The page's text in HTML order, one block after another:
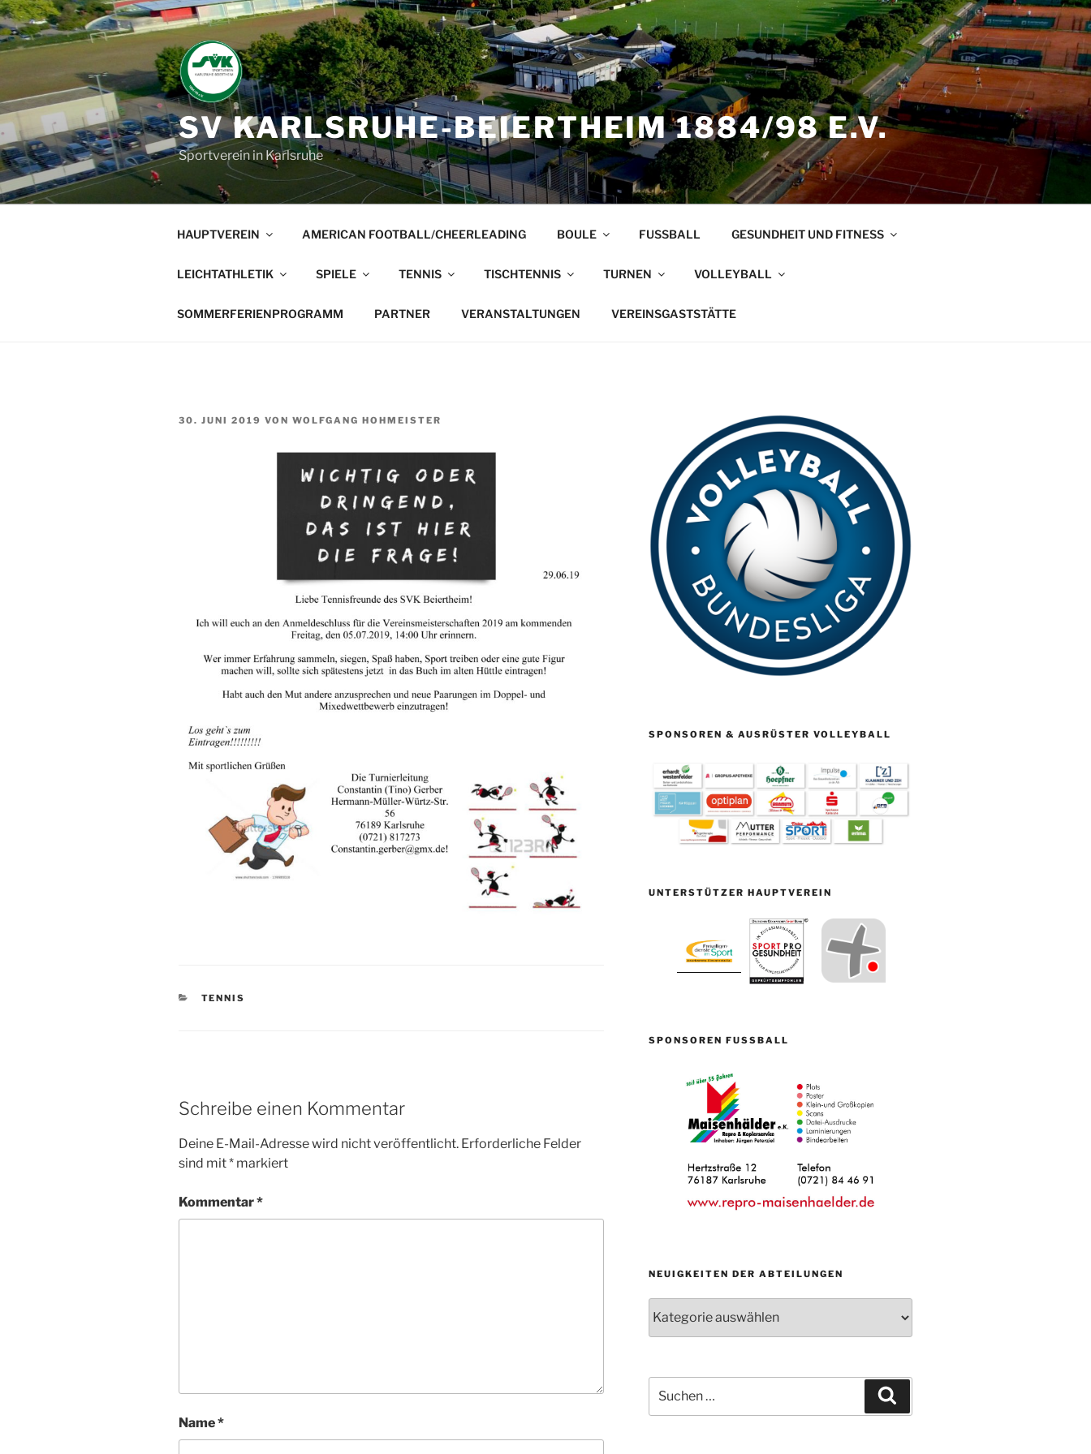
Zum
Inhalt
springen
SV KARLSRUHE-BEIERTHEIM 1884/98 E.V.
Sportverein in Karlsruhe
HAUPTVEREIN AMERICAN FOOTBALL/CHEERLEADING BOULE FUSSBALL GESUNDHEIT UND FITNESS
LEICHTATHLETIK SPIELE TENNIS TISCHTENNIS TURNEN VOLLEYBALL
SOMMERFERIENPROGRAMM PARTNER VERANSTALTUNGEN VEREINSGASTSTÄTTE
VERÖFFENTLICHT
30. JUNI 2019 VON WOLFGANG HOHMEISTER
KATEGORIEN
TENNIS
Schreibe einen Kommentar
Deine E-Mail-Adresse wird nicht veröffentlicht. Erforderliche Felder
sind mit* markiert
Kommentar*
Name*
SPONSOREN & AUSRÜSTER VOLLEYBALL
UNTERSTÜTZER HAUPTVEREIN
SPONSOREN FUSSBALL
NEUIGKEITEN DER ABTEILUNGEN
der
Abteilungen
nach: